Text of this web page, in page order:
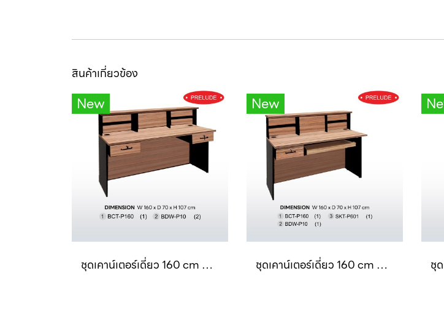
สินค้าเกี่ยวข้อง
New
ชุดเคาน์เตอร์เดี่ยว 160 cm 2ลิ้นชัก SET 7 B-Walnut
New
ชุดเคาน์เตอร์เดี่ยว 160 cm พร้อมลิ้นชักและรางคีย์บอร์ด SET 6 B-Walnut